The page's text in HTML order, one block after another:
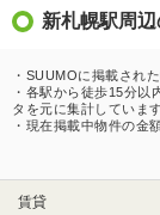
新札幌駅周
・SUUMOに掲載され
・各駅から徒歩15分以
タを元に集計しています
・現在掲載中物件の金
賃貸